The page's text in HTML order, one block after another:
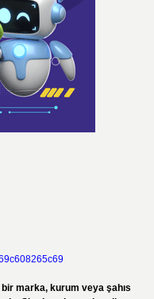
marka, kurum veya şahıs